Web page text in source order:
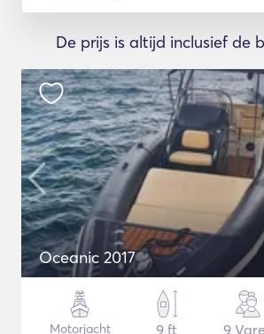
De prijs is altijd inclusief de
Oceanic 2017
Motorjacht
9 ft
9